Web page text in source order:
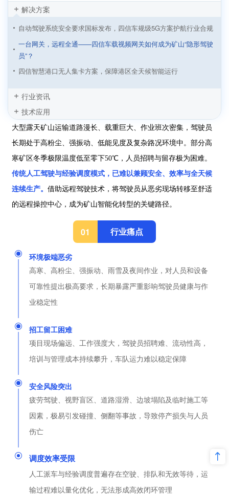
解决方案
自动驾驶系统安全要求国标发布，四信车规级5G方案护航行业合规
一台网关，远程全通——四信车载视频网关如何成为矿山“隐形驾驶
员”？
四信智慧港口无人集卡方案，保障港区全天候智能运行
四信5G+无人驾驶解决方案，告别远程接管“掉线时刻”
四信5G路由器驱动无人巡逻车，构建主动预防型立体安防体系
四信5G无人驾驶清扫车方案，用科技为环卫工人“遮风挡雨”
四信5G车载网关：筑牢应急车通信“生命线”，抢占救援黄金时间
四信5G+无人驾驶矿卡运输方案，筑牢矿区作业安全底座
行业资讯
技术应用
大型露天矿山运输道路漫长、载重巨大、作业班次密集，驾驶员
长期处于高粉尘、强振动、低能见度及复杂路况环境中。部分高
寒矿区冬季极限温度低至零下50℃，人员招聘与留存极为困难。
传统人工驾驶与经验调度模式，已难以兼顾安全、效率与全天候
连续生产。 借助远程驾驶技术，将驾驶员从恶劣现场转移至舒适
的远程操控中心，成为矿山智能化转型的关键路径。
01 行业痛点
环境极端恶劣
高寒、高粉尘、强振动、雨雪及夜间作业，对人员和设备
可靠性提出极高要求，长期暴露严重影响驾驶员健康与作
业稳定性
招工留工困难
项目现场偏远、工作强度大，驾驶员招聘难、流动性高，
培训与管理成本持续攀升，车队运力难以稳定保障
安全风险突出
疲劳驾驶、视野盲区、道路湿滑、边坡塌陷及临时施工等
因素，极易引发碰撞、侧翻等事故，导致停产损失与人员
伤亡
调度效率受限
人工派车与经验调度普遍存在空驶、排队和无效等待，运
输过程难以量化优化，无法形成高效闭环管理